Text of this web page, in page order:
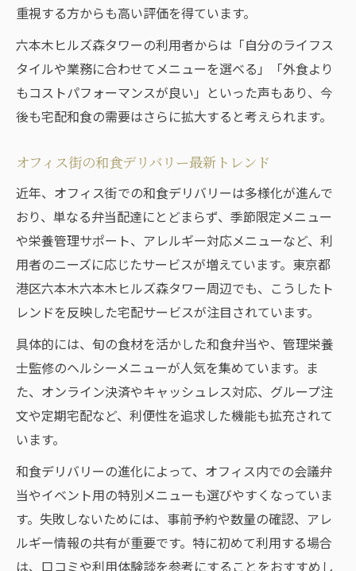
重視する方からも高い評価を得ています。
六本木ヒルズ森タワーの利用者からは「自分のライフス
タイルや業務に合わせてメニューを選べる」「外食より
もコストパフォーマンスが良い」といった声もあり、今
後も宅配和食の需要はさらに拡大すると考えられます。
オフィス街の和食デリバリー最新トレンド
近年、オフィス街での和食デリバリーは多様化が進んで
おり、単なる弁当配達にとどまらず、季節限定メニュー
や栄養管理サポート、アレルギー対応メニューなど、利
用者のニーズに応じたサービスが増えています。東京都
港区六本木六本木ヒルズ森タワー周辺でも、こうしたト
レンドを反映した宅配サービスが注目されています。
具体的には、旬の食材を活かした和食弁当や、管理栄養
士監修のヘルシーメニューが人気を集めています。ま
た、オンライン決済やキャッシュレス対応、グループ注
文や定期宅配など、利便性を追求した機能も拡充されて
います。
和食デリバリーの進化によって、オフィス内での会議弁
当やイベント用の特別メニューも選びやすくなっていま
す。失敗しないためには、事前予約や数量の確認、アレ
ルギー情報の共有が重要です。特に初めて利用する場合
は、口コミや利用体験談を参考にすることをおすすめし